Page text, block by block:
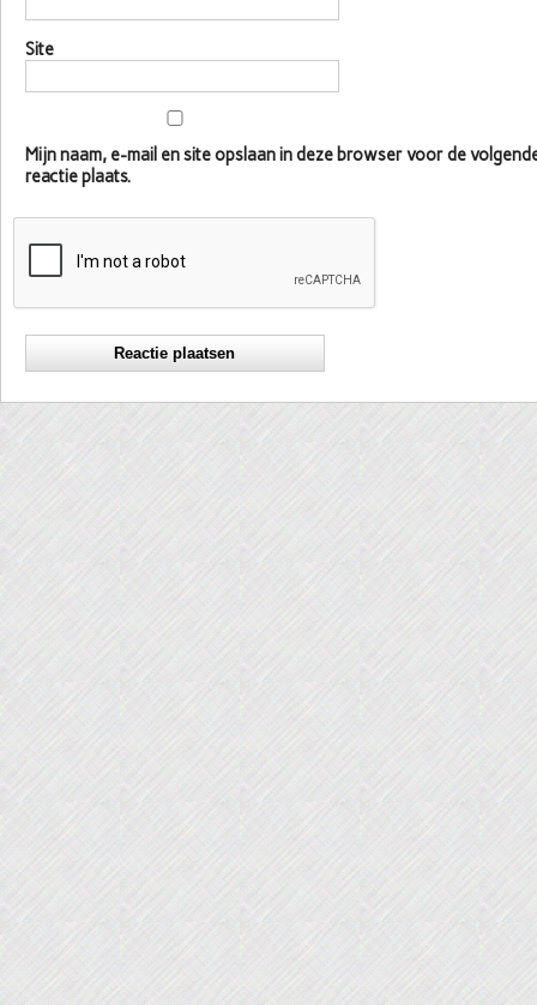
Site
Mijn naam, e-mail en site opslaan in deze browser voor de
reactie plaats.